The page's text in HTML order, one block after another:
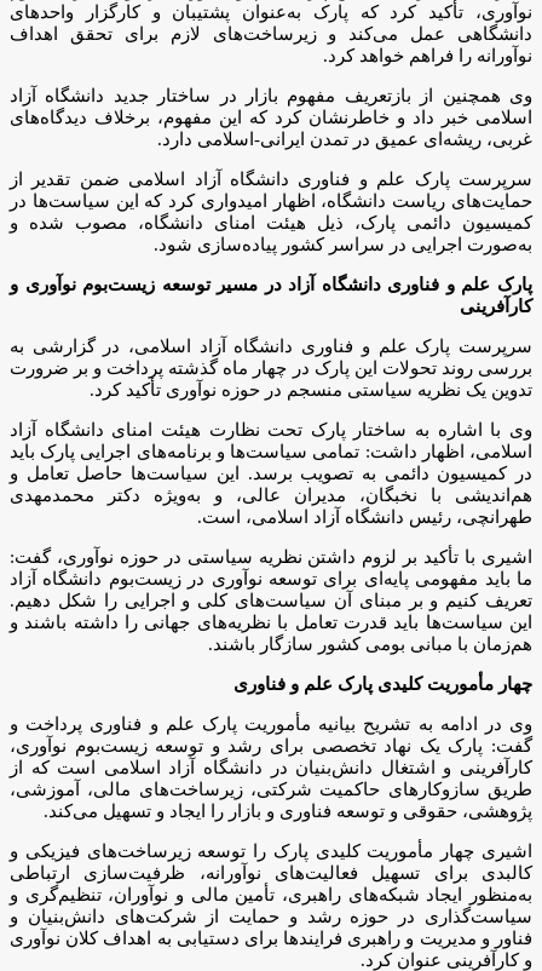
نوآوری، تأکید کرد که پارک به‌عنوان پشتیبان و کارگزار واحد‌های
دانشگاهی عمل می‌کند و زیرساخت‌های لازم برای تحقق اهداف
نوآورانه را فراهم خواهد کرد.
وی همچنین از بازتعریف مفهوم بازار در ساختار جدید دانشگاه آزاد
اسلامی خبر داد و خاطرنشان کرد که این مفهوم، برخلاف دیدگاه‌های
غربی، ریشه‌ای عمیق در تمدن ایرانی-اسلامی دارد.
سرپرست پارک علم و فناوری دانشگاه آزاد اسلامی ضمن تقدیر از
حمایت‌های ریاست دانشگاه، اظهار امیدواری کرد که این سیاست‌ها در
کمیسیون دائمی پارک، ذیل هیئت امنای دانشگاه، مصوب شده و
به‌صورت اجرایی در سراسر کشور پیاده‌سازی شود.
پارک علم و فناوری دانشگاه آزاد در مسیر توسعه زیست‌بوم نوآوری و
کارآفرینی
سرپرست پارک علم و فناوری دانشگاه آزاد اسلامی، در گزارشی به
بررسی روند تحولات این پارک در چهار ماه گذشته پرداخت و بر ضرورت
تدوین یک نظریه سیاستی منسجم در حوزه نوآوری تأکید کرد.
وی با اشاره به ساختار پارک تحت نظارت هیئت امنای دانشگاه آزاد
اسلامی، اظهار داشت: تمامی سیاست‌ها و برنامه‌های اجرایی پارک باید
در کمیسیون دائمی به تصویب برسد. این سیاست‌ها حاصل تعامل و
هم‌اندیشی با نخبگان، مدیران عالی، و به‌ویژه دکتر محمدمهدی
طهرانچی، رئیس دانشگاه آزاد اسلامی، است.
اشیری با تأکید بر لزوم داشتن نظریه سیاستی در حوزه نوآوری، گفت:
ما باید مفهومی پایه‌ای برای توسعه نوآوری در زیست‌بوم دانشگاه آزاد
تعریف کنیم و بر مبنای آن سیاست‌های کلی و اجرایی را شکل دهیم.
این سیاست‌ها باید قدرت تعامل با نظریه‌های جهانی را داشته باشند و
هم‌زمان با مبانی بومی کشور سازگار باشند.
چهار مأموریت کلیدی پارک علم و فناوری
وی در ادامه به تشریح بیانیه مأموریت پارک علم و فناوری پرداخت و
گفت: پارک یک نهاد تخصصی برای رشد و توسعه زیست‌بوم نوآوری،
کارآفرینی و اشتغال دانش‌بنیان در دانشگاه آزاد اسلامی است که از
طریق سازوکار‌های حاکمیت شرکتی، زیرساخت‌های مالی، آموزشی،
پژوهشی، حقوقی و توسعه فناوری و بازار را ایجاد و تسهیل می‌کند.
اشیری چهار مأموریت کلیدی پارک را توسعه زیرساخت‌های فیزیکی و
کالبدی برای تسهیل فعالیت‌های نوآورانه، ظرفیت‌سازی ارتباطی
به‌منظور ایجاد شبکه‌های راهبری، تأمین مالی و نوآوران، تنظیم‌گری و
سیاست‌گذاری در حوزه رشد و حمایت از شرکت‌های دانش‌بنیان و
فناور و مدیریت و راهبری فرایند‌ها برای دستیابی به اهداف کلان نوآوری
و کارآفرینی عنوان کرد.